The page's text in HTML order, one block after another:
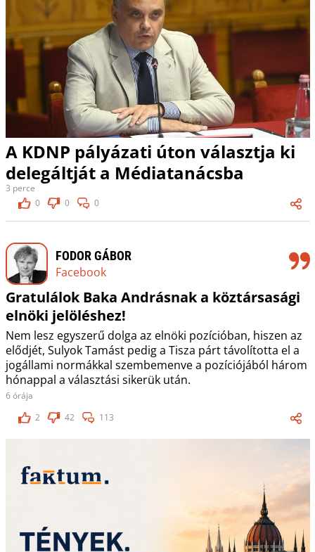
A KDNP pályázati úton választja ki
delegáltját a Médiatanácsba
3 perce
0
0 0
FODOR GÁBOR
Facebook
Gratulálok Baka Andrásnak a köztársasági
elnöki jelöléshez!
Nem lesz egyszerű dolga az elnöki pozícióban, hiszen az
elődjét, Sulyok Tamást pedig a Tisza párt távolította el a
jogállami normákkal szembemenve a pozíciójából három
hónappal a választási sikerük után.
6 órája
2
42 113